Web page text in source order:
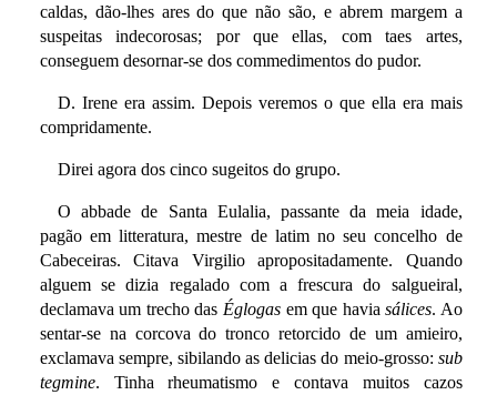
caldas, dão-lhes ares do que não são, e abrem margem a
suspeitas indecorosas; por que ellas, com taes artes,
conseguem desornar-se dos commedimentos do pudor.
D. Irene era assim. Depois veremos o que ella era mais
compridamente.
Direi agora dos cinco sugeitos do grupo.
O abbade de Santa Eulalia, passante da meia idade,
pagão em litteratura, mestre de latim no seu concelho de
Cabeceiras. Citava Virgilio apropositadamente. Quando
alguem se dizia regalado com a frescura do salgueiral,
declamava um trecho das Églogasem que haviasálices. Ao
sentar-se na corcova do tronco retorcido de um amieiro,
exclamava sempre, sibilando as delicias do meio-grosso: sub
tegmine. Tinha rheumatismo e contava muitos cazos